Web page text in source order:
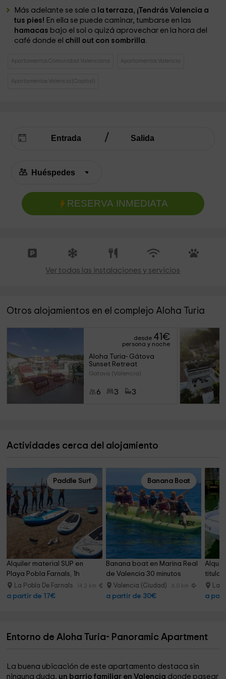
Más adelante se sale a la terraza, ¡Tendrás Valencia a
tus pies! En ella se puede caminar, tumbarse en las
hamacas bajo el sol o quizá aprovechar en la hora del
café donde el chill out con sombrilla.
Apartamentos Comunidad Valenciana Apartamentos Valencia
Apartamentos Valencia (Capital)
RESERVA INMEDIATA
Ver todas las instalaciones y servicios
Otros alojamientos en el complejo Aloha Turia
desde 41€
persona y noche
Aloha Turia- Gátova
Sunset Retreat
Gatova (Valencia)
6 3 3
Actividades cerca del alojamiento
Paddle Surf
Alquiler material SUP en
Playa Pobla Farnals, 1h
La Pobla De Farnals 14.2 km
a partir de 17€
Banana Boat
Banana boat en Marina Real
de Valencia 30 minutos
Valencia (Ciudad) 6.0 km
a partir de 30€
La
a
Entorno de Aloha Turia- Panoramic Apartment
La buena ubicación de este apartamento destaca sin
ninguna duda, un barrio familiar en Valencia donde pasear